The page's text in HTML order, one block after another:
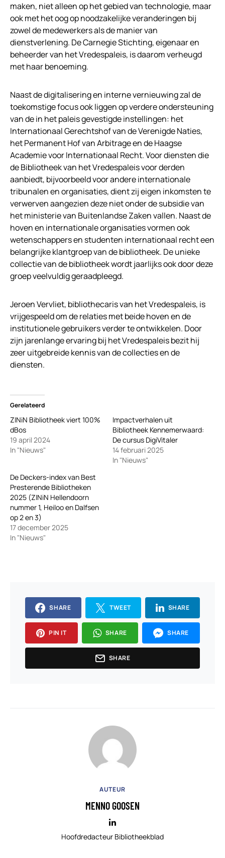
maken, niet alleen op het gebied van technologie, maar
ook met het oog op noodzakelijke veranderingen bij
zowel de medewerkers als de manier van
dienstverlening. De Carnegie Stichting, eigenaar en
beheerder van het Vredespaleis, is daarom verheugd
met haar benoeming.
Naast de digitalisering en interne vernieuwing zal de
toekomstige focus ook liggen op verdere ondersteuning
van de in het paleis gevestigde instellingen: het
Internationaal Gerechtshof van de Verenigde Naties,
het Permanent Hof van Arbitrage en de Haagse
Academie voor Internationaal Recht. Voor diensten die
de Bibliotheek van het Vredespaleis voor derden
aanbiedt, bijvoorbeeld voor andere internationale
tribunalen en organisaties, dient zij eigen inkomsten te
verwerven aangezien deze niet onder de subsidie van
het ministerie van Buitenlandse Zaken vallen. Naast de
hoven en internationale organisaties vormen ook
wetenschappers en studenten internationaal recht een
belangrijke klantgroep van de bibliotheek. De unieke
collectie van de bibliotheek wordt jaarlijks ook door deze
groep veelvuldig geraadpleegd.
Jeroen Vervliet, bibliothecaris van het Vredespaleis, is
vrijgespeeld om de relaties met beide hoven en de
institutionele gebruikers verder te ontwikkelen. Door
zijn jarenlange ervaring bij het Vredespaleis bezit hij
zeer uitgebreide kennis van de collecties en de
diensten.
Gerelateerd
ZINiN Bibliotheek viert 100%
dBos
19 april 2024
In "Nieuws"
Impactverhalen uit
Bibliotheek Kennemerwaard:
De cursus DigiVitaler
14 februari 2025
In "Nieuws"
De Deckers-index van Best
Presterende Bibliotheken
2025 (ZINiN Hellendoorn
nummer 1, Heiloo en Dalfsen
op 2 en 3)
17 december 2025
In "Nieuws"
SHARE TWEET SHARE
PIN IT SHARE SHARE
SHARE
AUTEUR
MENNO GOOSEN
Hoofdredacteur Bibliotheekblad